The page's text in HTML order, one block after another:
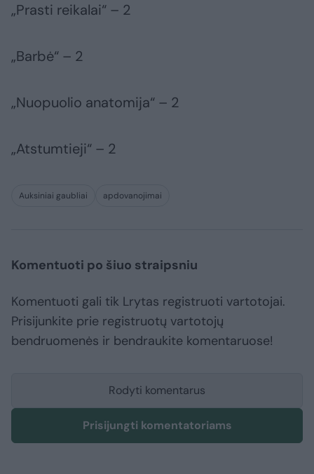
„Prasti reikalai“ – 2
„Barbė“ – 2
„Nuopuolio anatomija“ – 2
„Atstumtieji“ – 2
Auksiniai gaubliai apdovanojimai
Komentuoti po šiuo straipsniu
Komentuoti gali tik Lrytas registruoti vartotojai.
Prisijunkite prie registruotų vartotojų
bendruomenės ir bendraukite komentaruose!
Rodyti komentarus
Prisijungti komentatoriams